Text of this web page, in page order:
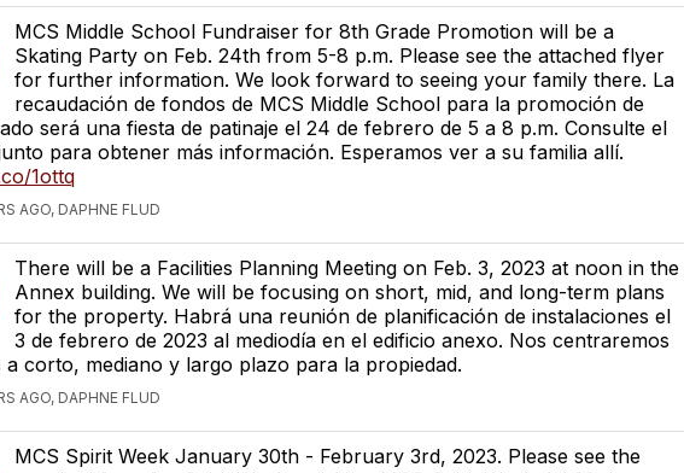
MCS Middle School Fundraiser for 8th Grade Promotion will be a
Skating Party on Feb. 24th from 5-8 p.m. Please see the attached flyer
for further information. We look forward to seeing your family there. La
recaudación de fondos de MCS Middle School para la promoción de
será una fiesta de patinaje el 24 de febrero de 5 a 8 p.m. Consulte el
para obtener más información. Esperamos ver a su familia allí.
1ottq
AGO, DAPHNE FLUD
There will be a Facilities Planning Meeting on Feb. 3, 2023 at noon in the
Annex building. We will be focusing on short, mid, and long-term plans
for the property. Habrá una reunión de planificación de instalaciones el
3 de febrero de 2023 al mediodía en el edificio anexo. Nos centraremos
a corto, mediano y largo plazo para la propiedad.
AGO, DAPHNE FLUD
MCS Spirit Week January 30th - February 3rd, 2023. Please see the